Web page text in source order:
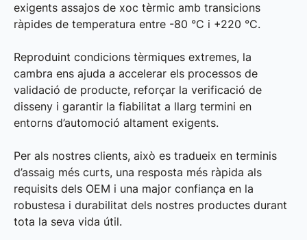
exigents assajos de xoc tèrmic amb transicions
ràpides de temperatura entre -80 °C i +220 °C.
Reproduint condicions tèrmiques extremes, la
cambra ens ajuda a accelerar els processos de
validació de producte, reforçar la verificació de
disseny i garantir la fiabilitat a llarg termini en
entorns d’automoció altament exigents.
Per als nostres clients, això es tradueix en terminis
d’assaig més curts, una resposta més ràpida als
requisits dels OEM i una major confiança en la
robustesa i durabilitat dels nostres productes durant
tota la seva vida útil.